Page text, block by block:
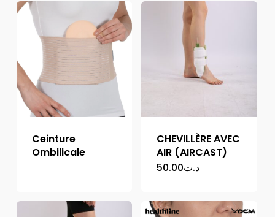
Ceinture
Ombilicale
CHEVILLÈRE AVEC
AIR (AIRCAST)
د.ت50.00